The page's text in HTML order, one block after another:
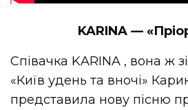
KARINA —
Співачка KARINA , вона ж
«Київ удень та вночі»
представила нову пісню